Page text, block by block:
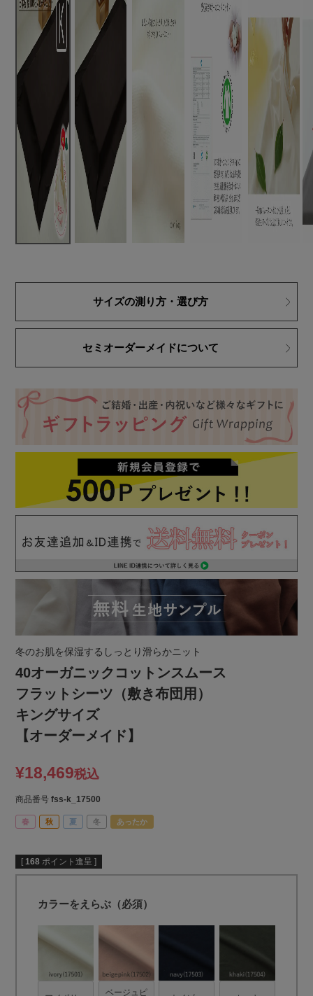
サイズの測り方・選び方
セミオーダーメイドについて
冬のお肌を保湿するしっとり滑らかニット
40オーガニックコットンスムース
フラットシーツ（敷き布団用）
キングサイズ
【オーダーメイド】
¥18,469税込
商品番号 fss-k_17500
春 秋 夏 冬 あったか
[ 168 ポイント進呈 ]
カラーをえらぶ（必須）
ベージュピ